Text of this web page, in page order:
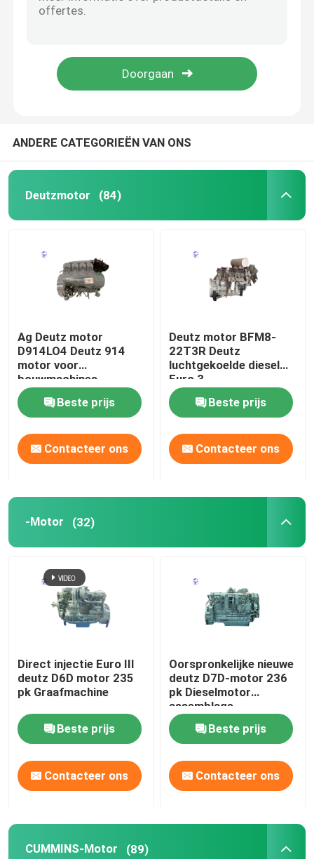
REISversnellingsbak
Yanmarmotor
Perkins Engine
Weichaimotor
gebruikte motor
Dieselmotordelen
Motor cilinderkop
Minigraafwerktuig
Vibratieroller
boormachine
gebruikte zware machines
ANDERE CATEGORIEËN VAN ONS
Deutzmotor (84)
Ag Deutz motor
D914LO4 Deutz 914
motor voor
bouwmachines
Beste prijs
Contacteer ons
Deutz motor BFM8-
22T3R Deutz
luchtgekoelde diesel
Euro 3
Beste prijs
Contacteer ons
-Motor (32)
Direct injectie Euro III
deutz D6D motor 235
pk Graafmachine
Beste prijs
Contacteer ons
Oorspronkelijke nieuwe
deutz D7D-motor 236
pk Dieselmotor
assemblage
Beste prijs
Contacteer ons
CUMMINS-Motor (89)